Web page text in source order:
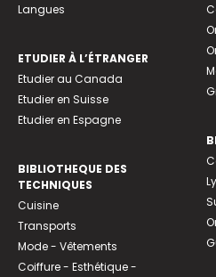
Langues
ETUDIER À L’ÉTRANGER
Etudier au Canada
Etudier en Suisse
Etudier en Espagne
BIBLIOTHEQUE DES
TECHNIQUES
Cuisine
Transports
Mode - Vêtements
Coiffure - Esthétique -